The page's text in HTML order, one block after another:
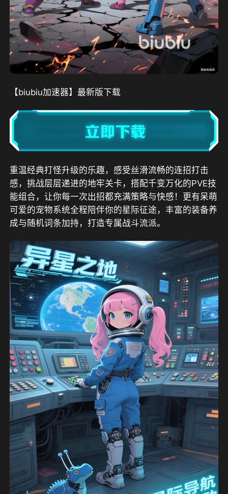
【biubiu加速器】最新版下载
重温经典打怪升级的乐趣，感受丝滑流畅的连招打击
感，挑战层层递进的地牢关卡，搭配千变万化的PVE技
能组合，让你每一次出招都充满策略与快感！更有呆萌
可爱的宠物系统全程陪伴你的星际征途，丰富的装备养
成与随机词条加持，打造专属战斗流派。